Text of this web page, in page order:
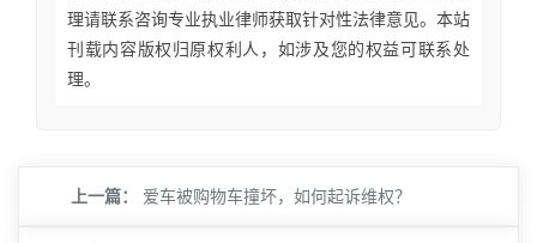
理请联系咨询专业执业律师获取针对性法律意见。本站
刊载内容版权归原权利人，如涉及您的权益可联系处
理。
上一篇： 爱车被购物车撞坏，如何起诉维权？